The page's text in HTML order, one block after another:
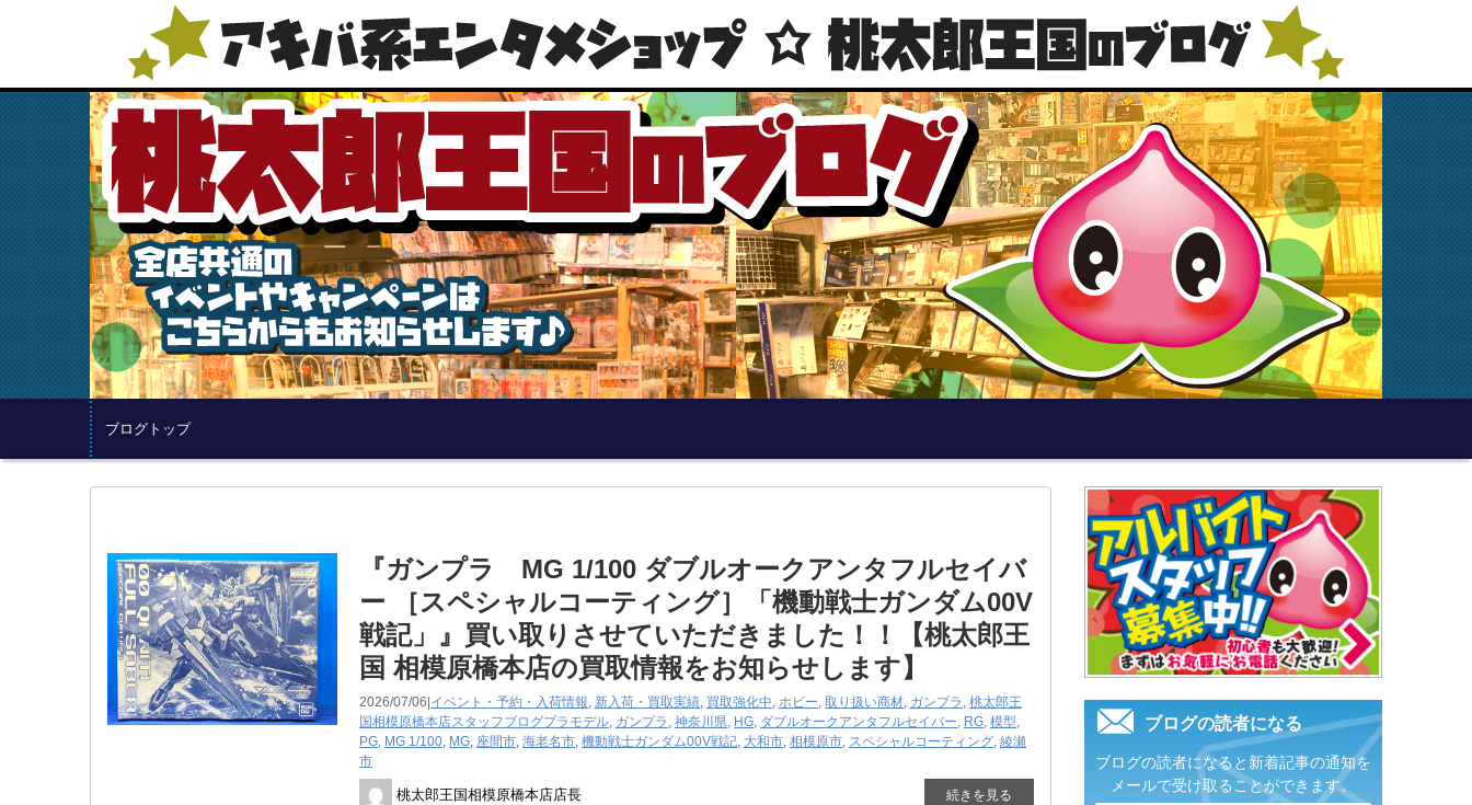
ブログトップ
『ガンプラ MG 1/100 ダブルオークアンタフルセイバ
ー ［スペシャルコーティング］「機動戦士ガンダム00V
戦記」』買い取りさせていただきました！！【桃太郎王
国 相模原橋本店の買取情報をお知らせします】
2026/07/06| イベント・予約・入荷情報, 新入荷・買取実績, 買取強化中, ホビー, 取り扱い商材, ガンプラ , 桃太郎王
国相模原橋本店スタッフブログプラモデル, ガンプラ , 神奈川県, HG, ダブルオークアンタフルセイバー, RG, 模型,
PG, MG 1/100, MG, 座間市, 海老名市, 機動戦士ガンダム00V戦記, 大和市, 相模原市, スペシャルコーティング, 綾瀬
市
桃太郎王国相模原橋本店店長 続きを見る
ブログの読者になる
ブログの読者になると新着記事の通知を
メールで受け取ることができます。